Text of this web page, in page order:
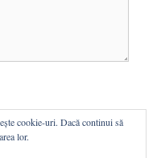
cookie-uri. Dacă continui să
lor.